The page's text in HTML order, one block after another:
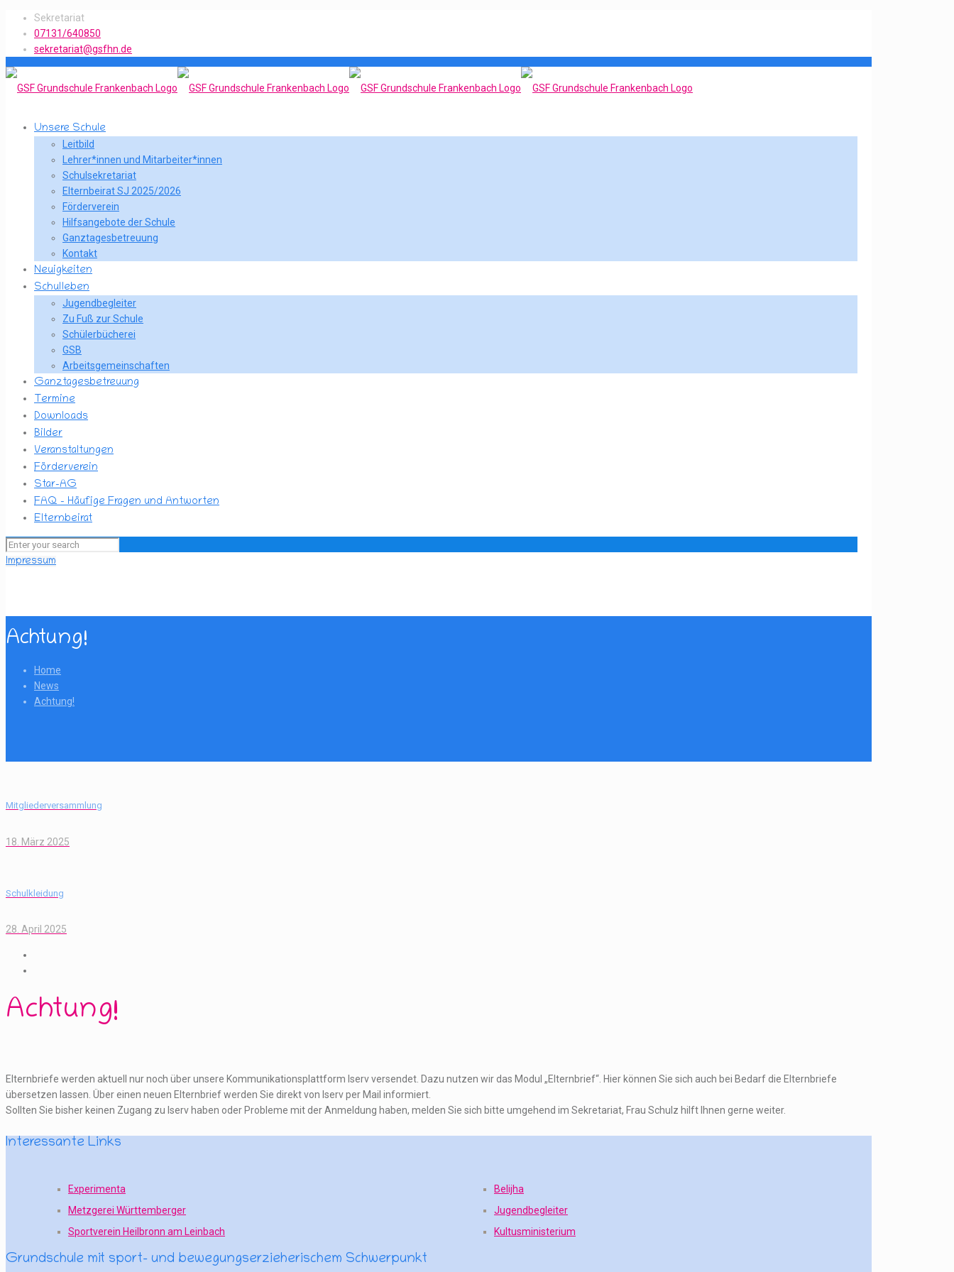
Sekretariat
07131/640850
sekretariat@gsfhn.de
Unsere Schule
Leitbild
Lehrer*innen und Mitarbeiter*innen
Schulsekretariat
Elternbeirat SJ 2025/2026
Förderverein
Hilfsangebote der Schule
Ganztagesbetreuung
Kontakt
Neuigkeiten
Schulleben
Jugendbegleiter
Zu Fuß zur Schule
Schülerbücherei
GSB
Arbeitsgemeinschaften
Ganztagesbetreuung
Termine
Downloads
Bilder
Veranstaltungen
Förderverein
Star-AG
FAQ – Häufige Fragen und Antworten
Elternbeirat
Impressum
Achtung!
Home
News
Achtung!
Mitgliederversammlung
18. März 2025
Schulkleidung
28. April 2025
Achtung!
Elternbriefe werden aktuell nur noch über unsere Kommunikationsplattform Iserv versendet. Dazu nutzen wir das Modul „Elternbrief“. Hier können Sie sich auch bei Bedarf die Elternbriefe
übersetzen lassen. Über einen neuen Elternbrief werden Sie direkt von Iserv per Mail informiert.
Sollten Sie bisher keinen Zugang zu Iserv haben oder Probleme mit der Anmeldung haben, melden Sie sich bitte umgehend im Sekretariat, Frau Schulz hilft Ihnen gerne weiter.
Interessante Links
Experimenta
Metzgerei Württemberger
Sportverein Heilbronn am Leinbach
Belijha
Jugendbegleiter
Kultusministerium
Grundschule mit sport- und bewegungserzieherischem Schwerpunkt